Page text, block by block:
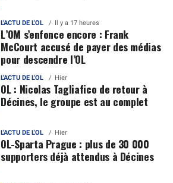
L'ACTU DE L'OL Il y a 17 heures
L’OM s’enfonce encore : Frank
McCourt accusé de payer des médias
pour descendre l’OL
L'ACTU DE L'OL Hier
OL : Nicolas Tagliafico de retour à
Décines, le groupe est au complet
L'ACTU DE L'OL Hier
OL-Sparta Prague : plus de 30 000
supporters déjà attendus à Décines